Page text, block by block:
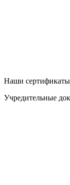
Наши сертификаты
Учредительные